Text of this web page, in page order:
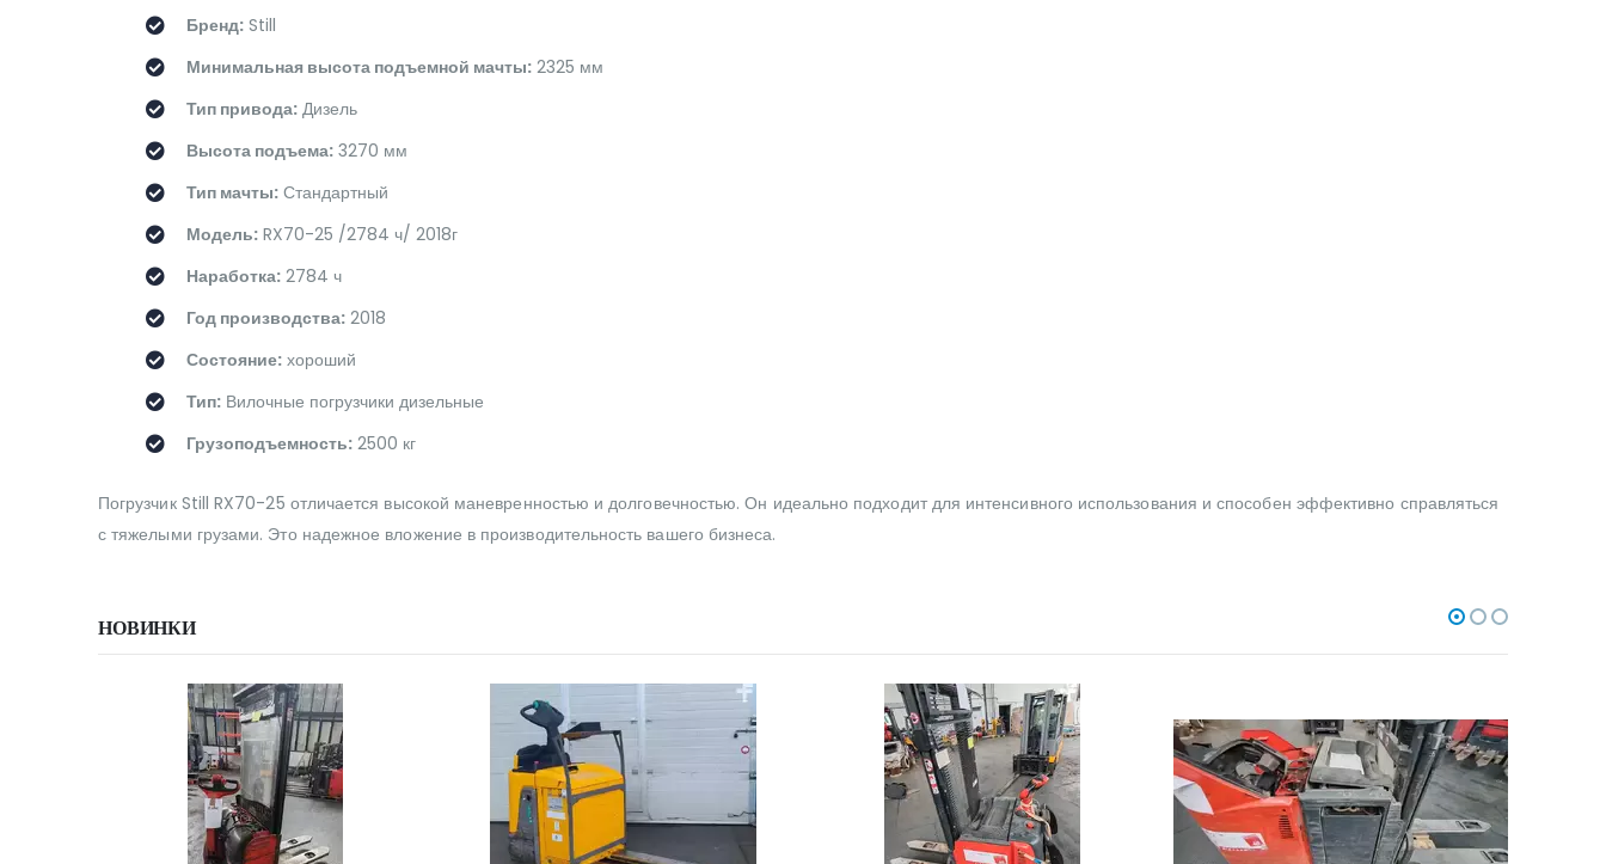
Бренд: Still
Минимальная высота подъемной мачты: 2325 мм
Тип привода: Дизель
Высота подъема: 3270 мм
Тип мачты: Стандартный
Модель: RX70-25 /2784 ч/ 2018г
Наработка: 2784 ч
Год производства: 2018
Состояние: хороший
Тип: Вилочные погрузчики дизельные
Грузоподъемность: 2500 кг
Погрузчик Still RX70-25 отличается высокой маневренностью и долговечностью. Он идеально подходит для интенсивного использования и способен эффективно справляться
с тяжелыми грузами. Это надежное вложение в производительность вашего бизнеса.
НОВИНКИ